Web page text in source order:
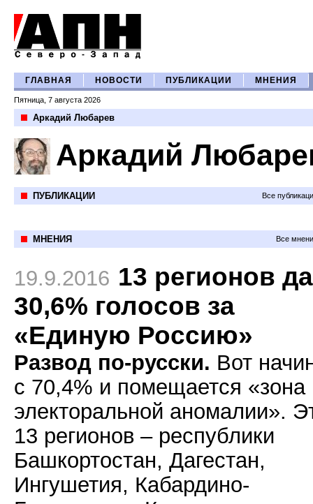
ГЛАВНАЯ НОВОСТИ ПУБЛИКАЦИИ МНЕНИЯ
Пятница, 7 августа 2026
Аркадий Любарев
Аркадий
ПУБЛИКАЦИИ Все
МНЕНИЯ Все
19.9.2016 13 регионов
30,6% голосов за
«Единую Россию»
Развод по-русски. Вот
с 70,4% и помещается «зона
электоральной аномалии».
13 регионов – республики
Башкортостан, Дагестан,
Ингушетия, Кабардино-